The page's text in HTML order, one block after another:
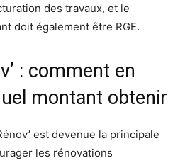
des travaux, et le
doit également être RGE.
: comment en
montant obtenir
est devenue la principale
les rénovations